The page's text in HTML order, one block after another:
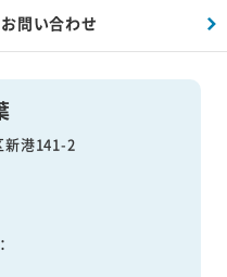
新港141-2
：
お問い合わせ